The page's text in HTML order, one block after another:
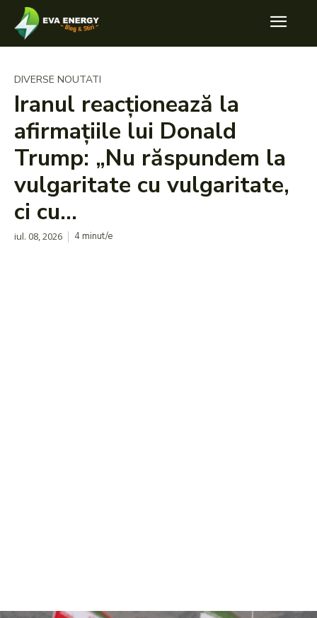
DIVERSE NOUTATI
Iranul reacționează la
afirmațiile lui Donald
Trump: „Nu răspundem la
vulgaritate cu vulgaritate,
ci cu…
iul. 08, 2026 4minut/e